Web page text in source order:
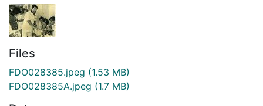
Files
FDO028385.jpeg (1.53 MB)
FDO028385A.jpeg (1.7 MB)